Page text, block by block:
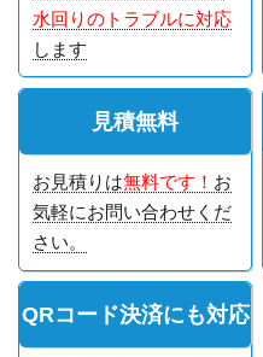
水回りのトラブルに対応
します
見積無料
お見積りは無料です！ お
気軽にお問い合わせくだ
さい。
QRコード決済にも対応